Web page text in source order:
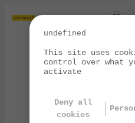
undefined
This site uses
control over what
activate
Deny all
cookies